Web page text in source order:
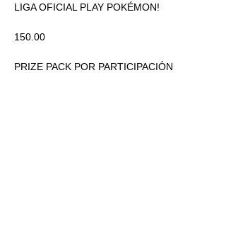
LIGA OFICIAL PLAY POKÉMON!
150.00
PRIZE PACK POR PARTICIPACIÓN